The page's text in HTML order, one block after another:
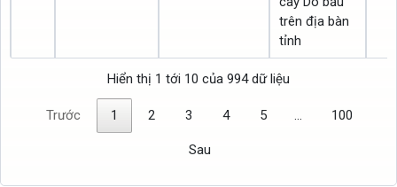
trên địa bàn
tỉnh
Hiển thị 1 tới 10 của 994 dữ liệu
Trước 1 2 3 4 5 … 100
Sau